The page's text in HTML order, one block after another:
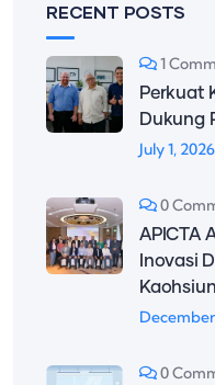
RECENT POSTS
1
Perkuat
Dukung
July 1, 2026
0
APICTA
Inovasi
0